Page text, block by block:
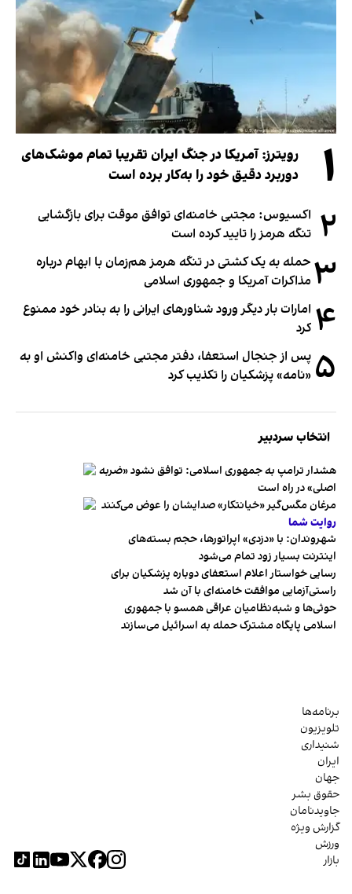
۱
رویترز: آمریکا در جنگ ایران تقریبا تمام موشک‌های
دوربرد دقیق خود را به‌کار برده است
۲ اکسیوس: مجتبی خامنه‌ای توافق موقت برای بازگشایی
تنگه هرمز را تایید کرده است
۳ حمله به یک کشتی در تنگه هرمز هم‌زمان با ابهام درباره
مذاکرات آمریکا و جمهوری اسلامی
۴ امارات بار دیگر ورود شناورهای ایرانی را به بنادر خود ممنوع
کرد
۵ پس از جنجال استعفا، دفتر مجتبی خامنه‌ای واکنش او به
«نامه» پزشکیان را تکذیب کرد
انتخاب سردبیر
هشدار ترامپ به جمهوری اسلامی: توافق نشود «ضربه
اصلی» در راه است
مرغان مگس‌گیر «خیانتکار» صدایشان را عوض می‌کنند
روایت شما
شهروندان:‌ با «دزدی» اپراتورها، حجم بسته‌های
اینترنت بسیار زود تمام می‌شود
رسایی خواستار اعلام استعفای دوباره پزشکیان برای
راستی‌آزمایی موافقت خامنه‌ای با آن شد
حوثی‌ها و شبه‌نظامیان عراقی همسو با جمهوری
اسلامی پایگاه مشترک حمله به اسرائیل می‌سازند
برنامه‌ها
تلویزیون
شنیداری
ایران
جهان
حقوق بشر
جاویدنامان
گزارش ویژه
ورزش
بازار